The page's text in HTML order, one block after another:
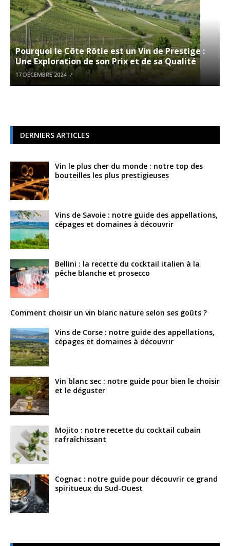
Pourquoi le Côte Rôtie est un Vin de Prestige :
Une Exploration de son Prix et de sa Qualité
17 DÉCEMBRE 2024
DERNIERS ARTICLES
Vin le plus cher du monde : notre top des
bouteilles les plus prestigieuses
Vins de Savoie : notre guide des appellations,
cépages et domaines à découvrir
Bellini : la recette du cocktail italien à la
pêche blanche et prosecco
Comment choisir un vin blanc nature selon ses goûts ?
Vins de Corse : notre guide des appellations,
cépages et domaines à découvrir
Vin blanc sec : notre guide pour bien le choisir
et le déguster
Mojito : notre recette du cocktail cubain
rafraîchissant
Cognac : notre guide pour découvrir ce grand
spiritueux du Sud-Ouest